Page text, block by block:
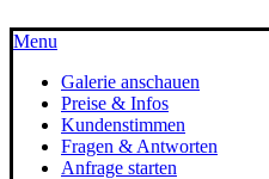
Menu
Galerie anschauen
Preise & Infos
Kundenstimmen
Fragen & Antworten
Anfrage starten